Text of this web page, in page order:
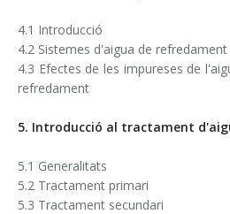
4.1 Introducció
4.2 Sistemes d'aigua de refredament
4.3 Efectes de les impureses de
refredament
5. Introducció al tractament
5.1 Generalitats
5.2 Tractament primari
5.3 Tractament secundari